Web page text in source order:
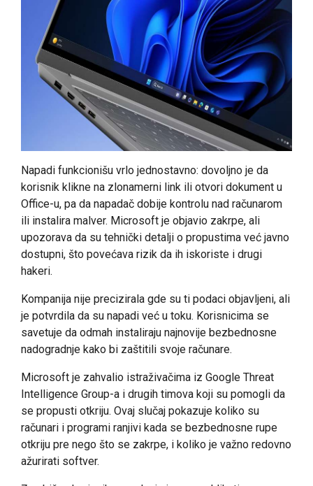
Napadi funkcionišu vrlo jednostavno: dovoljno je da
korisnik klikne na zlonamerni link ili otvori dokument u
Office-u, pa da napadač dobije kontrolu nad računarom
ili instalira malver. Microsoft je objavio zakrpe, ali
upozorava da su tehnički detalji o propustima već javno
dostupni, što povećava rizik da ih iskoriste i drugi
hakeri.
Kompanija nije precizirala gde su ti podaci objavljeni, ali
je potvrdila da su napadi već u toku. Korisnicima se
savetuje da odmah instaliraju najnovije bezbednosne
nadogradnje kako bi zaštitili svoje računare.
Microsoft je zahvalio istraživačima iz Google Threat
Intelligence Group-a i drugih timova koji su pomogli da
se propusti otkriju. Ovaj slučaj pokazuje koliko su
računari i programi ranjivi kada se bezbednosne rupe
otkriju pre nego što se zakrpe, i koliko je važno redovno
ažurirati softver.